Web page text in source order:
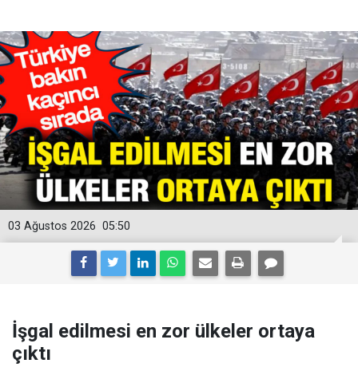
05:50
03 Ağustos 2026
İşgal edilmesi en zor ülkeler ortaya
çıktı